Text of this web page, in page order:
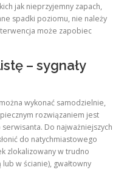
jak nieprzyjemny zapach,
spadki poziomu, nie należy
może zapobiec
– sygnały
wykonać samodzielnie,
rozwiązaniem jest
Do najważniejszych
do natychmiastowego
zlokalizowany w trudno
w ścianie), gwałtowny